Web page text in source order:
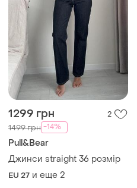
1299 грн 2
1499 грн -14%
Pull&Bear
Джинси straight 36 розмір
EU 27 и еще 2